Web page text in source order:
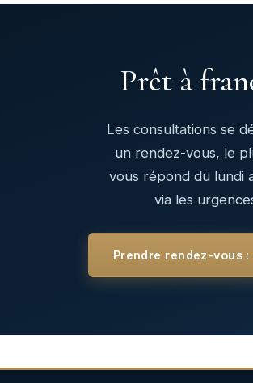
Prêt à
Les consultations se
un rendez-vous, le
vous répond du lundi
via les
Prendre rendez-vous